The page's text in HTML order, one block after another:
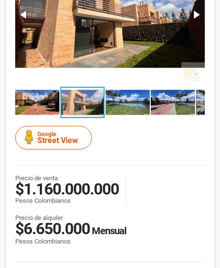
Google
Street View
Precio de venta
$1.160.000.000
Pesos Colombianos
Precio de alquiler
$6.650.000 Mensual
Pesos Colombianos